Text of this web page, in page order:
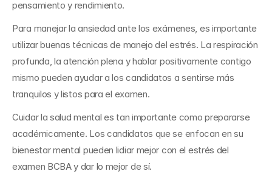
pensamiento y rendimiento.
Para manejar la ansiedad ante los exámenes, es importante
utilizar buenas técnicas de manejo del estrés. La respiración
profunda, la atención plena y hablar positivamente contigo
mismo pueden ayudar a los candidatos a sentirse más
tranquilos y listos para el examen.
Cuidar la salud mental es tan importante como prepararse
académicamente. Los candidatos que se enfocan en su
bienestar mental pueden lidiar mejor con el estrés del
examen BCBA y dar lo mejor de sí.